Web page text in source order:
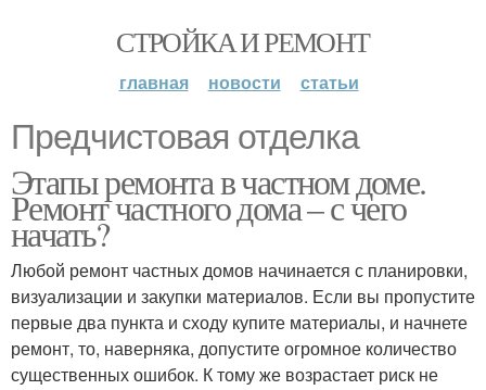
СТРОЙКА И РЕМОНТ
главная новости статьи
Предчистовая отделка
Этапы ремонта в частном доме.
Ремонт частного дома – с чего
начать?
Любой ремонт частных домов начинается с планировки,
визуализации и закупки материалов. Если вы пропустите
первые два пункта и сходу купите материалы, и начнете
ремонт, то, наверняка, допустите огромное количество
существенных ошибок. К тому же возрастает риск не